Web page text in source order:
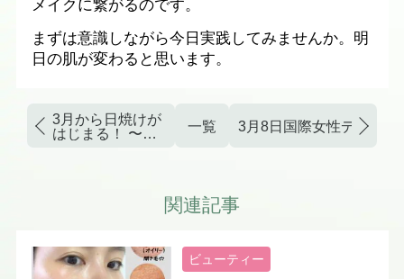
メイクに繋がるのです。
まずは意識しながら今日実践してみませんか。明
日の肌が変わると思います。
3月から日焼けが
はじまる！ 〜UV
一覧 3月8日国際女性デー 〜
関連記事
ビューティー